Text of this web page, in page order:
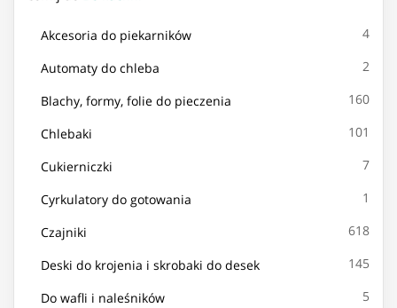
Akcesoria do piekarników 4
Automaty do chleba 2
Blachy, formy, folie do pieczenia 160
Chlebaki 101
Cukierniczki 7
Cyrkulatory do gotowania 1
Czajniki 618
Deski do krojenia i skrobaki do desek 145
Do wafli i naleśników 5